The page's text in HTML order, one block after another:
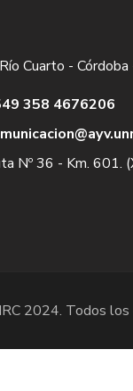
Cuarto -
358 4676206
Nº 36 - Km. 601.
2024. Todos